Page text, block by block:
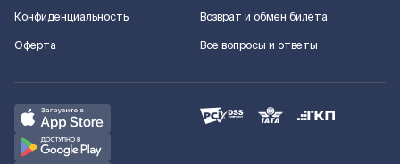
Конфиденциальность
Оферта
Возврат и обмен билета
Все вопросы и ответы